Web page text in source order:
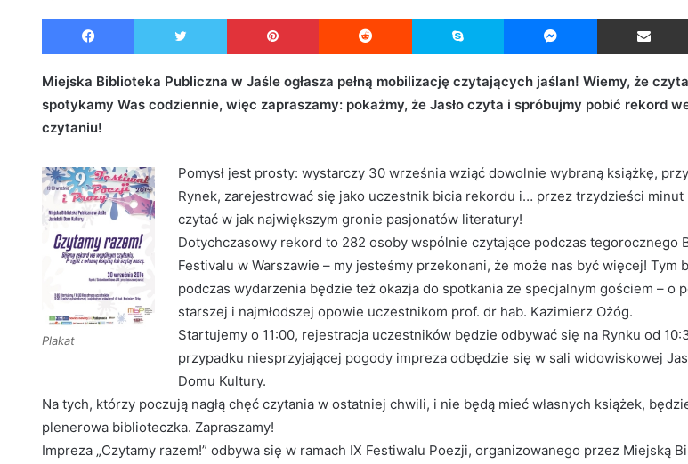
d
a
i
l
Facebook Twitter Pinterest Reddit Skype Messenger
Miejska Biblioteka Publiczna w Jaśle ogłasza pełną mobilizację czytających jaślan! Wiemy, że
spotykamy Was codziennie, więc zapraszamy: pokażmy, że Jasło czyta i spróbujmy pobić rekord
czytaniu!
Plakat
Pomysł jest prosty: wystarczy 30 września wziąć dowolnie wybraną książkę,
Rynek, zarejestrować się jako uczestnik bicia rekordu i… przez trzydzieści minut
czytać w jak największym gronie pasjonatów literatury!
Dotychczasowy rekord to 282 osoby wspólnie czytające podczas tegorocznego
Festivalu w Warszawie – my jesteśmy przekonani, że może nas być więcej! Tym
podczas wydarzenia będzie też okazja do spotkania ze specjalnym gościem – o
starszej i najmłodszej opowie uczestnikom prof. dr hab. Kazimierz Ożóg.
Startujemy o 11:00, rejestracja uczestników będzie odbywać się na Rynku od
przypadku niesprzyjającej pogody impreza odbędzie się w sali widowiskowej
Domu Kultury.
Na tych, którzy poczują nagłą chęć czytania w ostatniej chwili, i nie będą mieć własnych książek,
plenerowa biblioteczka. Zapraszamy!
Impreza „Czytamy razem!” odbywa się w ramach IX Festiwalu Poezji, organizowanego przez Miejską